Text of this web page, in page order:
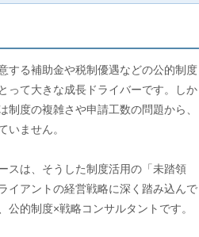
する補助金や税制優遇などの公的制度
って大きな成長ドライバーです。しか
制度の複雑さや申請工数の問題から、
いません。
スは、そうした制度活用の「未踏領
イアントの経営戦略に深く踏み込んで
公的制度×戦略コンサルタントです。